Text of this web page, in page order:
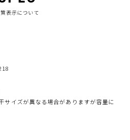
表示について
イズが異なる場合がありますが容量に